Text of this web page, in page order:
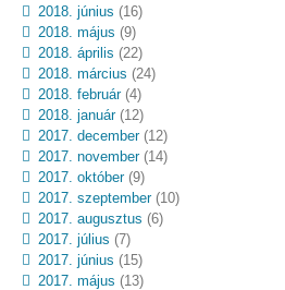
2018. június (16)
2018. május (9)
2018. április (22)
2018. március (24)
2018. február(4)
2018. január(12)
2017. december(12)
2017. november(14)
2017. október(9)
2017. szeptember(10)
2017. augusztus (6)
2017. július (7)
2017. június (15)
2017. május (13)